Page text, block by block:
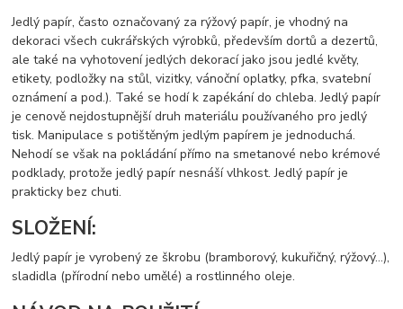
Jedlý papír, často označovaný za rýžový papír, je vhodný na
dekoraci všech cukrářských výrobků, především dortů a dezertů,
ale také na vyhotovení jedlých dekorací jako jsou jedlé květy,
etikety, podložky na stůl, vizitky, vánoční oplatky, pfka, svatební
oznámení a pod.). Také se hodí k zapékání do chleba. Jedlý papír
je cenově nejdostupnější druh materiálu používaného pro jedlý
tisk. Manipulace s potištěným jedlým papírem je jednoduchá.
Nehodí se však na pokládání přímo na smetanové nebo krémové
podklady, protože jedlý papír nesnáší vlhkost. Jedlý papír je
prakticky bez chuti.
SLOŽENÍ:
Jedlý papír je vyrobený ze škrobu (bramborový, kukuřičný, rýžový…),
sladidla (přírodní nebo umělé) a rostlinného oleje.